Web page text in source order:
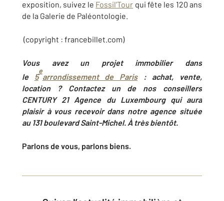
exposition, suivez le Fossil'Tour qui fête les 120 ans
de la Galerie de Paléontologie.
(copyright : francebillet.com)
Vous avez un projet immobilier dans
le 5
e
arrondissement de Paris
: achat, vente,
location ? Contactez un de nos conseillers
CENTURY 21 Agence du Luxembourg qui aura
plaisir à vous recevoir dans notre agence située
au 131 boulevard Saint-Michel. À très bientôt.
Parlons de vous, parlons biens.